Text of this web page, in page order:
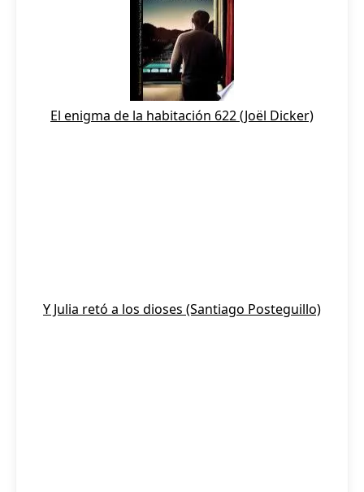
El enigma de la habitación 622 (Joël Dicker)
Y Julia retó a los dioses (Santiago Posteguillo)